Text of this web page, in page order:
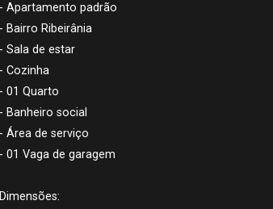
- Apartamento padrão
- Bairro Ribeirânia
- Sala de estar
- Cozinha
- 01 Quarto
- Banheiro social
- Área de serviço
- 01 Vaga de garagem
Dimensões: